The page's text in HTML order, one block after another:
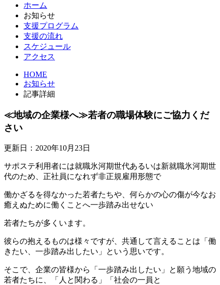
ホーム
お知らせ
支援プログラム
支援の流れ
スケジュール
アクセス
HOME
お知らせ
記事詳細
≪地域の企業様へ≫若者の職場体験にご協力くだ
さい
更新日：2020年10月23日
サポステ利用者には就職氷河期世代あるいは新就職氷河期世
代のため、正社員になれず非正規雇用形態で
働かざるを得なかった若者たちや、何らかの心の傷が今なお
癒えぬために働くことへ一歩踏み出せない
若者たちが多くいます。
彼らの抱えるものは様々ですが、共通して言えることは「働
きたい、一歩踏み出したい」という思いです。
そこで、企業の皆様から「一歩踏み出したい」と願う地域の
若者たちに、「人と関わる」「社会の一員と